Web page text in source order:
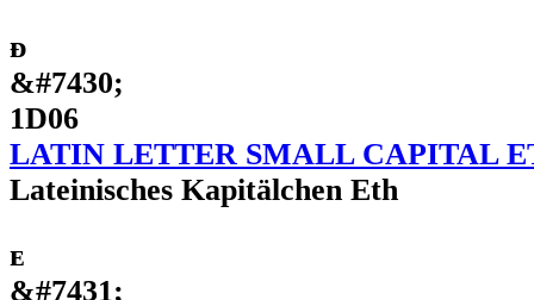
ᴆ
&#7430;
1D06
LATIN LETTER SMALL CAPITAL
Lateinisches Kapitälchen Eth
ᴇ
&#7431;